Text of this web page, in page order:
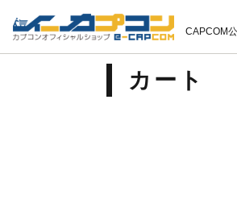
CAPCOM
カート